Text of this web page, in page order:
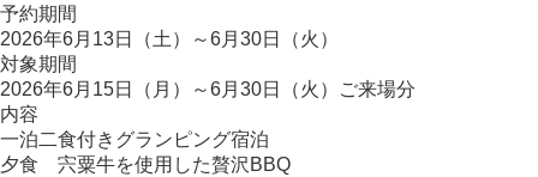
予約期間
2026年6月13日（土）～6月30日（火）
対象期間
2026年6月15日（月）～6月30日（火）ご来場分
内容
一泊二食付きグランピング宿泊
夕食 宍粟牛を使用した贅沢BBQ